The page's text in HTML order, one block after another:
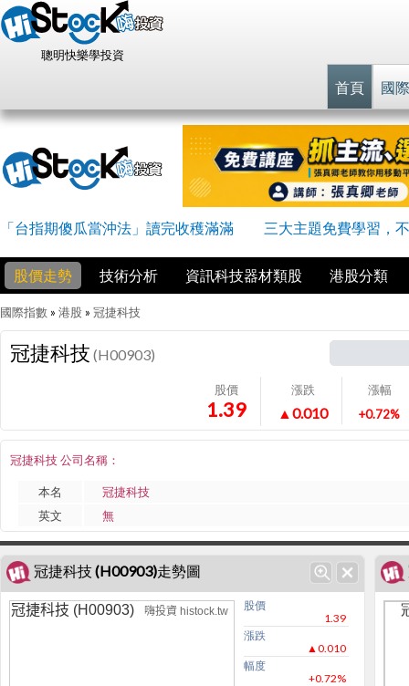
聰明快樂學投資
首頁 國
「台指期傻瓜當沖法」讀完收穫滿滿 三大主題免費學習，
股價走勢 技術分析 資訊科技器材類股 港股分類
國際指數 » 港股 » 冠捷科技
冠捷科技 (H00903)
股價
1.39
漲跌
▲0.010
漲幅
+0.72%
冠捷科技 公司名稱：
本名
冠捷科技
英文
無
冠捷科技 (H00903)走勢圖
冠捷科技 (H00903) 嗨投資 histock.tw
股價
1.39
漲跌
▲0.010
幅度
+0.72%